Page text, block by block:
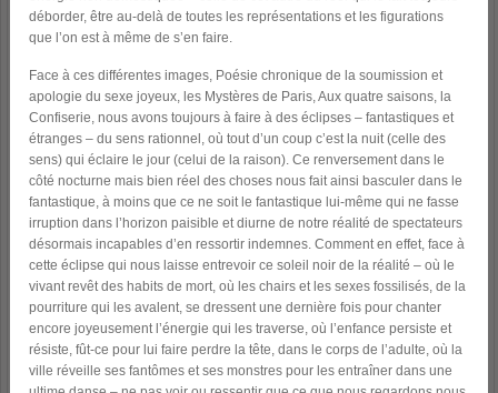
déborder, être au-delà de toutes les représentations et les figurations
que l’on est à même de s’en faire.
Face à ces différentes images, Poésie chronique de la soumission et
apologie du sexe joyeux, les Mystères de Paris, Aux quatre saisons, la
Confiserie, nous avons toujours à faire à des éclipses – fantastiques et
étranges – du sens rationnel, où tout d’un coup c’est la nuit (celle des
sens) qui éclaire le jour (celui de la raison). Ce renversement dans le
côté nocturne mais bien réel des choses nous fait ainsi basculer dans le
fantastique, à moins que ce ne soit le fantastique lui-même qui ne fasse
irruption dans l’horizon paisible et diurne de notre réalité de spectateurs
désormais incapables d’en ressortir indemnes. Comment en effet, face à
cette éclipse qui nous laisse entrevoir ce soleil noir de la réalité – où le
vivant revêt des habits de mort, où les chairs et les sexes fossilisés, de la
pourriture qui les avalent, se dressent une dernière fois pour chanter
encore joyeusement l’énergie qui les traverse, où l’enfance persiste et
résiste, fût-ce pour lui faire perdre la tête, dans le corps de l’adulte, où la
ville réveille ses fantômes et ses monstres pour les entraîner dans une